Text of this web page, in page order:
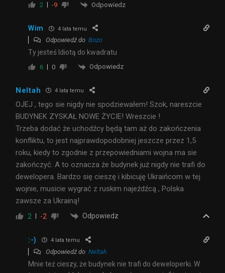
2 -9 Odpowiedz
Wim 4 lata temu
Odpowiedź do Bozo
Ty jesteś Idiotą do kwadratu
6 0 Odpowiedz
Neltah 4 lata temu
OJEJ , tego sie nigdy nie spodziewałem! Szok, nareszcie
BUDYNEK ZYSKAŁ NOWE ŻYCIE! Wreszcie !
Trzeba dodać że uchodźcy będą tam aż do zakończenia
konfliktu, to jest najprawdopodobniej jeszcze przez 1,5
roku, kiedy to zgodnie z przepowiedniami wojna ma sie
zakończyć. A to oznacza że budynek już nigdy nie trafi do
dewelopera. Bardzo się cieszę i kibicuję Ukraińcom w tej
wojnie, musicie wygrać z ruskim najeźdźcą , Polska
zawsze za Ukrainą!
2 -2 Odpowiedz
:-) 4 lata temu
Odpowiedź do Neltah
Mnie też cieszy, że budynek nie trafi do deweloperki. W